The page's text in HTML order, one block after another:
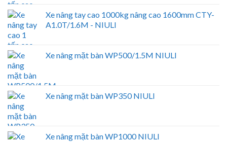
Xe nâng tay cao 1000kg nâng cao 1600mm CTY-
A1.0T/1.6M - NIULI
Xe nâng mặt bàn WP500/1.5M NIULI
Xe nâng mặt bàn WP350 NIULI
Xe nâng mặt bàn WP1000 NIULI